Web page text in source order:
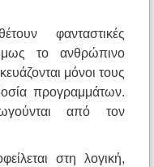
φανταστικές
το ανθρώπινο
μόνοι τους
προγραμμάτων.
από τον
στη λογική,